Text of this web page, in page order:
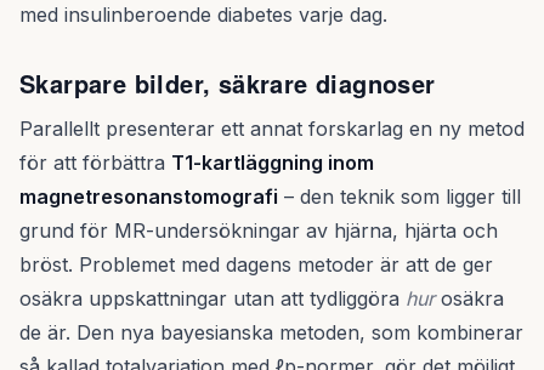
med insulinberoende diabetes varje dag.
Skarpare bilder, säkrare diagnoser
Parallellt presenterar ett annat forskarlag en ny metod
för att förbättra T1-kartläggning inom
magnetresonanstomografi – den teknik som ligger till
grund för MR-undersökningar av hjärna, hjärta och
bröst. Problemet med dagens metoder är att de ger
osäkra uppskattningar utan att tydliggöra hurosäkra
de är. Den nya bayesianska metoden, som kombinerar